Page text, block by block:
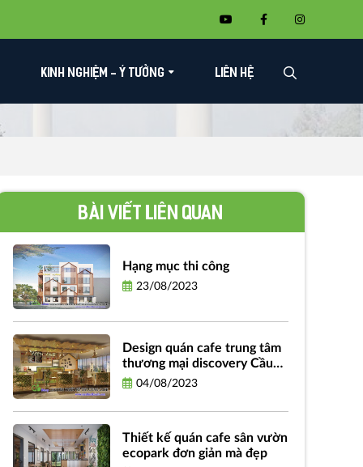
KINH NGHIỆM - Ý TƯỞNG LIÊN HỆ
Bài viết liên quan
Hạng mục thi công
23/08/2023
Design quán cafe trung tâm
thương mại discovery Cầu
Giấy04/08/2023
Thiết kế quán cafe sân vườn
ecopark đơn giản mà đẹp